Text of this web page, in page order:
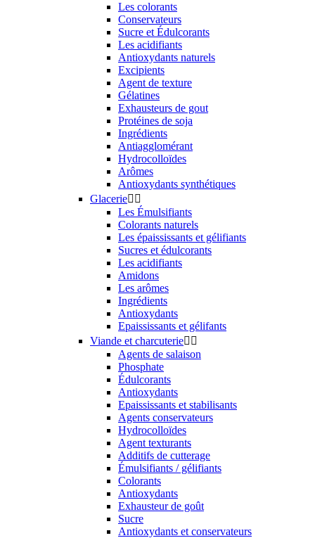
Les colorants
Conservateurs
Sucre et Édulcorants
Les acidifiants
Antioxydants naturels
Excipients
Agent de texture
Gélatines
Exhausteurs de gout
Protéines de soja
Ingrédients
Antiagglomérant
Hydrocolloïdes
Arômes
Antioxydants synthétiques
Glacerie 
Les Émulsifiants
Colorants naturels
Les épaississants et gélifiants
Sucres et édulcorants
Les acidifiants
Amidons
Les arômes
Ingrédients
Antioxydants
Epaississants et gélifants
Viande et charcuterie 
Agents de salaison
Phosphate
Édulcorants
Antioxydants
Epaississants et stabilisants
Agents conservateurs
Hydrocolloïdes
Agent texturants
Additifs de cutterage
Émulsifiants / gélifiants
Colorants
Antioxydants
Exhausteur de goût
Sucre
Antioxydants et conservateurs